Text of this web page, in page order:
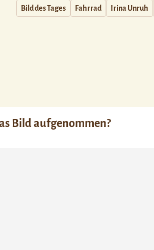
Bild des Tages Fahrrad Irina Unruh
Bild aufgenommen?